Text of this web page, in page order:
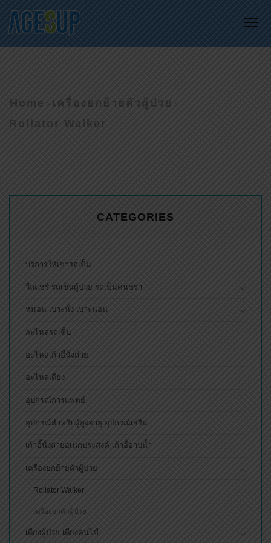
Home
เครื่องยกย้ายตัวผู้ป่วย
Rollator Walker
CATEGORIES
บริการให้เช่ารถเข็น
วีลแชร์ รถเข็นผู้ป่วย รถเข็นคนชรา
หมอน เบาะนั่ง เบาะนอน
อะไหล่รถเข็น
อะไหล่เก้าอี้นั่งถ่าย
อะไหล่เตียง
อุปกรณ์การแพทย์
อุปกรณ์สำหรับผู้สูงอายุ อุปกรณ์เสริม
เก้าอี้นั่งถ่ายอเนกประสงค์ เก้าอี้อาบน้ำ
เครื่องยกย้ายตัวผู้ป่วย
Rollator Walker
เครื่องยกตัวผู้ป่วย
เตียงผู้ป่วย เตียงคนไข้